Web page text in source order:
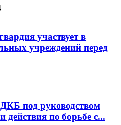
участвует в
учреждений перед
под руководством
действия по борьбе с...